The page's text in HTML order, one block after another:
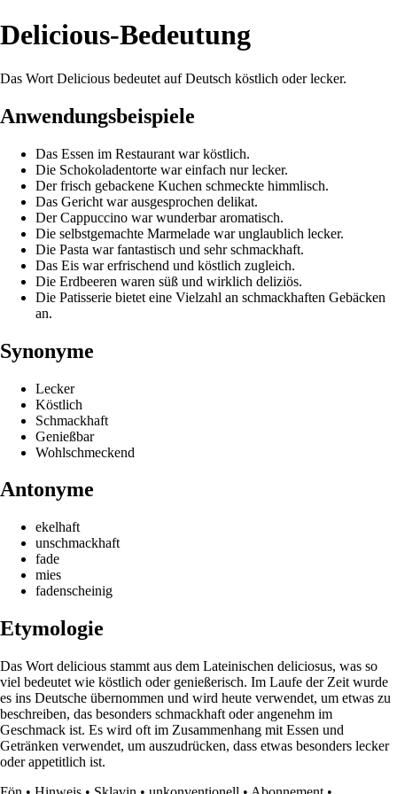
Delicious-Bedeutung
Das Wort Delicious bedeutet auf Deutsch köstlich oder lecker.
Anwendungsbeispiele
Das Essen im Restaurant war köstlich.
Die Schokoladentorte war einfach nur lecker.
Der frisch gebackene Kuchen schmeckte himmlisch.
Das Gericht war ausgesprochen delikat.
Der Cappuccino war wunderbar aromatisch.
Die selbstgemachte Marmelade war unglaublich lecker.
Die Pasta war fantastisch und sehr schmackhaft.
Das Eis war erfrischend und köstlich zugleich.
Die Erdbeeren waren süß und wirklich deliziös.
Die Patisserie bietet eine Vielzahl an schmackhaften Gebäcken
an.
Synonyme
Lecker
Köstlich
Schmackhaft
Genießbar
Wohlschmeckend
Antonyme
ekelhaft
unschmackhaft
fade
mies
fadenscheinig
Etymologie
Das Wort delicious stammt aus dem Lateinischen deliciosus, was so
viel bedeutet wie köstlich oder genießerisch. Im Laufe der Zeit wurde
es ins Deutsche übernommen und wird heute verwendet, um etwas zu
beschreiben, das besonders schmackhaft oder angenehm im
Geschmack ist. Es wird oft im Zusammenhang mit Essen und
Getränken verwendet, um auszudrücken, dass etwas besonders lecker
oder appetitlich ist.